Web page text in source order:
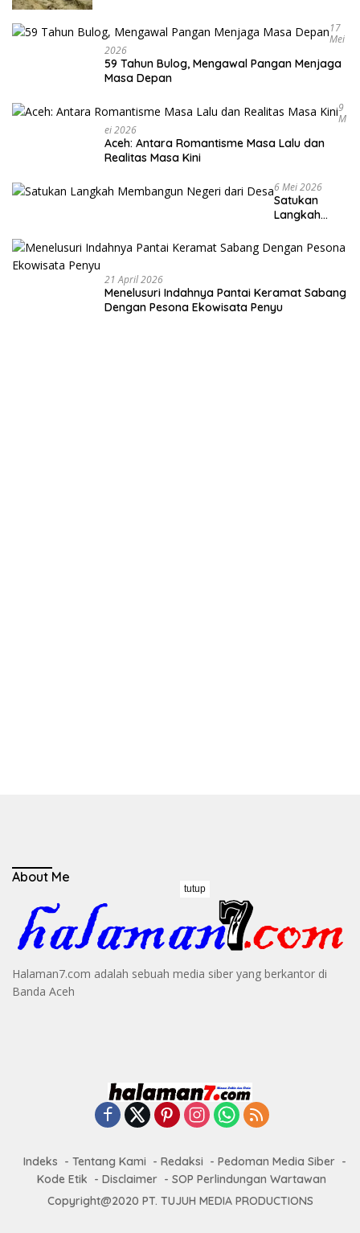
17
Mei
2026
59 Tahun Bulog, Mengawal Pangan Menjaga
Masa Depan
9
M
Ei 2026
Aceh: Antara Romantisme Masa Lalu dan
Realitas Masa Kini
6 Mei 2026
Satukan
Langkah
Negeri dari
Desa
21 April 2026
Menelusuri Indahnya Pantai Keramat Sabang
Dengan Pesona Ekowisata Penyu
About Me
Halaman7.com adalah sebuah media siber yang berkantor di
Banda Aceh
Indeks Tentang Kami Redaksi
Pedoman Media Siber
Kode Etik
Disclaimer
SOP Perlindungan Wartawan
Copyright@2020 PT. TUJUH MEDIA PRODUCTIONS
tutup